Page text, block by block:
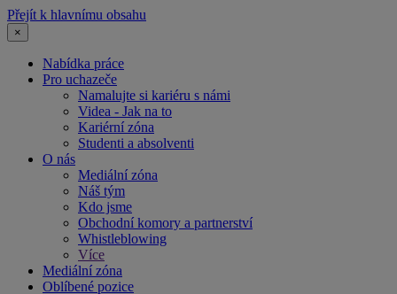
Přejít k hlavnímu obsahu
×
Nabídka práce
Pro uchazeče
Namalujte si kariéru s námi
Videa - Jak na to
Kariérní zóna
Studenti a absolventi
O nás
Mediální zóna
Náš tým
Kdo jsme
Obchodní komory a partnerství
Whistleblowing
Více
Mediální zóna
Oblíbené pozice